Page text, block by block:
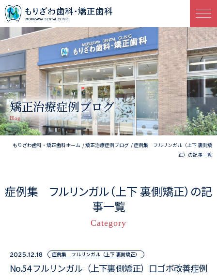
矯正治療症例ブログ
Blog
もりざわ歯科・矯正歯科ホーム 矯正治療症例ブログ
症例集 フルリンガル（上下 裏側矯
正）の記事一覧
症例集 フルリンガル（上下 裏側矯正）の記
事一覧
Category
2025.12.18 症例集 フルリンガル（上下 裏側矯正）
No.54 フルリンガル（上下裏側矯正）口ゴボ改善症例